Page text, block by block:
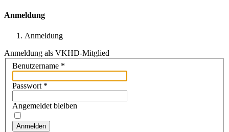
Anmeldung
Anmeldung
Anmeldung als VKHD-Mitglied
Benutzername *
Passwort *
Angemeldet bleiben
Anmelden